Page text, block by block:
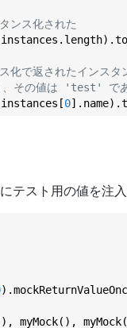
ンス化された
で返されたインスタ
、その値は 'test' で
0
テスト用の値を注